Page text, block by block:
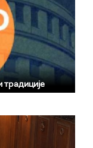
традиције